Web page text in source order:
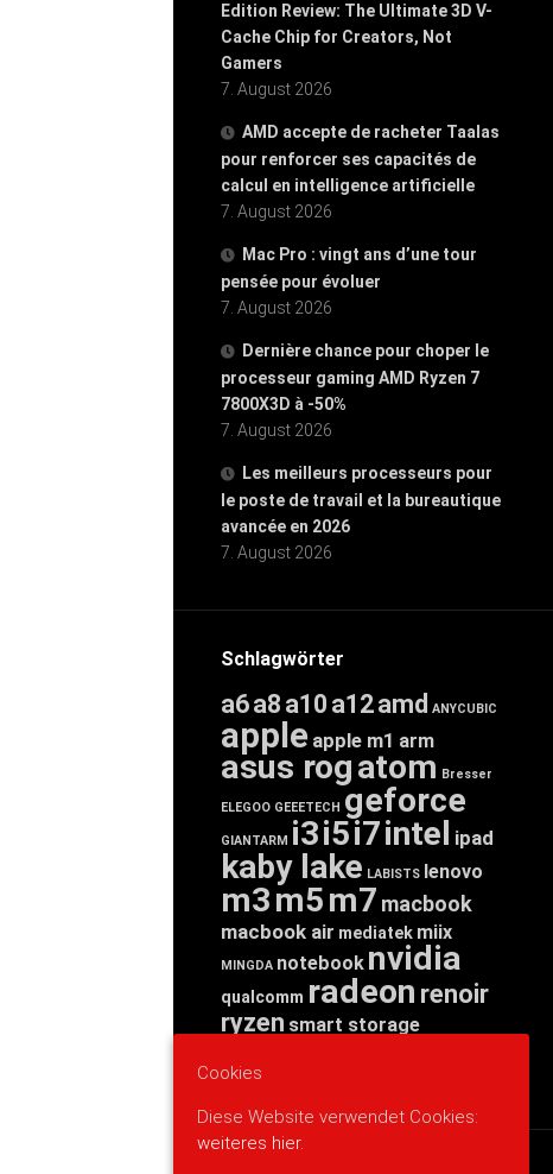
Edition Review: The Ultimate 3D V-
Cache Chip for Creators, Not
Gamers
7. August 2026
AMD accepte de racheter Taalas
pour renforcer ses capacités de
calcul en intelligence artificielle
7. August 2026
Mac Pro : vingt ans d’une tour
pensée pour évoluer
7. August 2026
Dernière chance pour choper le
processeur gaming AMD Ryzen 7
7800X3D à -50%
7. August 2026
Les meilleurs processeurs pour
le poste de travail et la bureautique
avancée en 2026
7. August 2026
Schlagwörter
a6a8 a10 a12amd ANYCUBIC
apple apple m1 arm
asus rogatom Bresser
ELEGOO GEEETECH geforce
GIANTARM i3i5i7intel ipad
kaby lake LABISTS lenovo
m3m5m7 macbook
macbook air mediatek miix
MINGDA notebook nvidia
qualcomm radeon renoir
ryzen smart storage
threadripper
Cookies
Diese Website verwendet Cookies:
weiteres hier.